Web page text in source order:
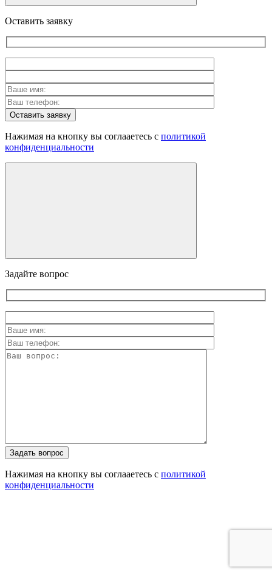
Оставить заявку
Оставить заявку
Нажимая на кнопку вы соглааетесь с политикой
конфиденциальности
Задайте вопрос
Задать вопрос
Нажимая на кнопку вы соглааетесь с политикой
конфиденциальности